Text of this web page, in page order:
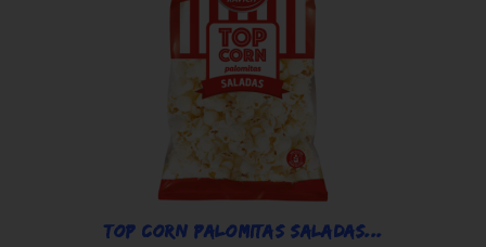
TOP CORN PALOMITAS SALADAS...